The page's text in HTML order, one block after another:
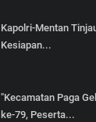
Kapolri-Mentan
Kesiapan...
"Kecamatan Paga
ke-79, Peserta...